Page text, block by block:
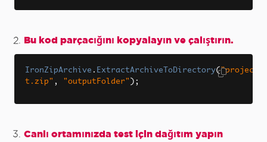
Bu kod parçacığını kopyalayın ve çalıştırın.
IronZipArchive . ExtractArchiveToDirectory("projec
t.zip" , "outputFolder" );
Canlı ortamınızda test için dağıtım yapın